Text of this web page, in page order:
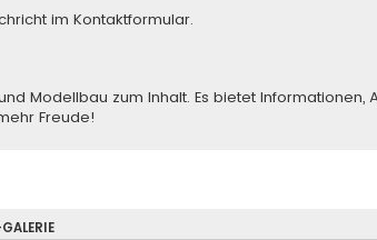
im Kontaktformular.
Modellbau zum Inhalt. Es bietet
Freude!